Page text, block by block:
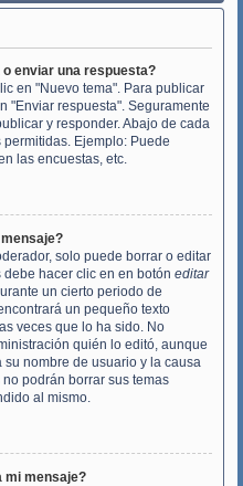
enviar una respuesta?
en "Nuevo tema". Para publicar
"Enviar respuesta". Seguramente
y responder. Abajo de cada
Ejemplo: Puede
las encuestas, etc.
solo puede borrar o editar
hacer clic en en botón editar
un cierto periodo de
un pequeño texto
veces que lo ha sido. No
quién lo editó, aunque
su nombre de usuario y la causa
podrán borrar sus temas
al mismo.
mi mensaje?